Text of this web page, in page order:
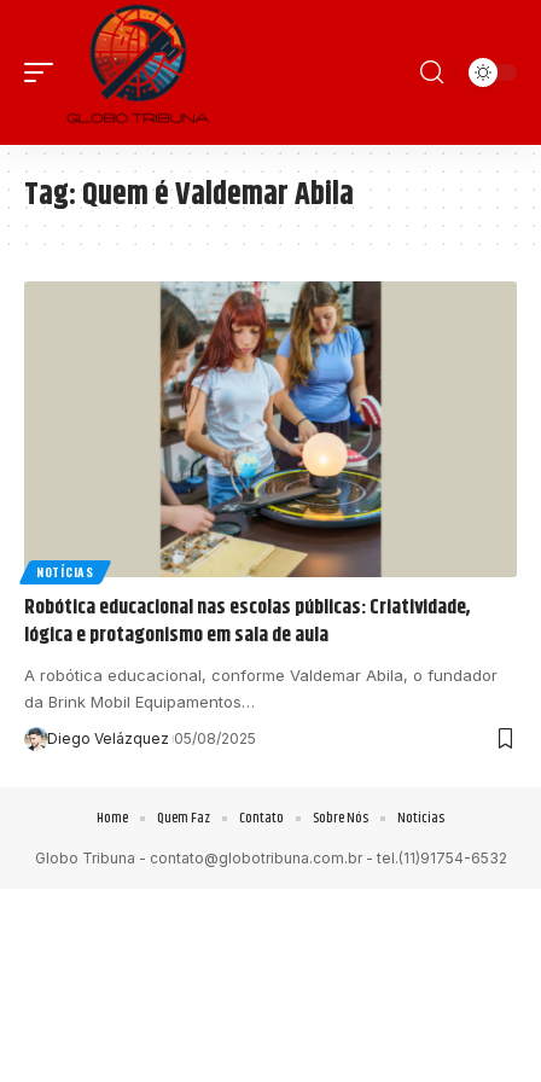
Tag:Quem é Valdemar Abila
NOTÍCIAS
Robótica educacional nas escolas públicas: Criatividade,
lógica e protagonismo em sala de aula
A robótica educacional, conforme Valdemar Abila, o fundador
da Brink Mobil Equipamentos…
Diego Velázquez 05/08/2025
Globo Tribuna - contato@globotribuna.com.br- tel.(11)91754-6532
Home Quem Faz Contato Sobre Nós Notícias